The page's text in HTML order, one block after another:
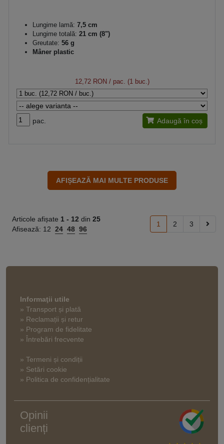
Lungime lamă: 7,5 cm
Lungime totală: 21 cm (8")
Greutate: 56 g
Mâner plastic
12,72 RON / pac. (1 buc.)
pac. Adaugă în coș
Articole afișate 1 - 12 din 25
Afisează: 12 24 48 96
1 2 3
Informaţii utile
» Transport și plată
» Reclamații și retur
» Program de fidelitate
» Întrebări frecvente
» Termeni și condiții
» Setări cookie
» Politica de confidențialitate
Opinii
clienți